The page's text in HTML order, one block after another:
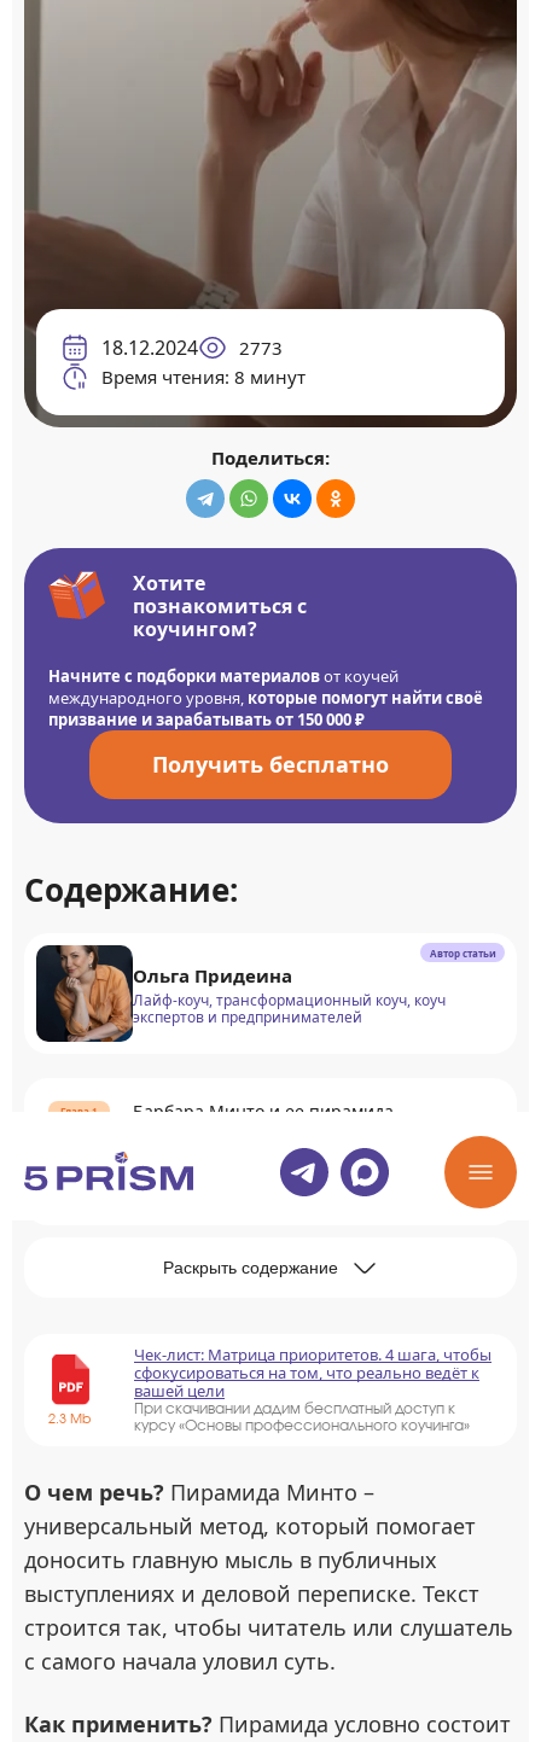
18.12.2024
2773
Время чтения: 8 минут
Поделиться:
Хотите
познакомиться с
коучингом?
Начните с подборки материаловот коучей
международного уровня, которые помогут найти своё
призвание и зарабатывать от 150 000 ₽
Получить бесплатно
Содержание:
Автор статьи
Ольга Придеина
Лайф-коуч, трансформационный коуч, коуч
экспертов и предпринимателей
Барбара Минто и ее пирамида
Сколько уровней у пирамиды Минто
Раскрыть содержание
2.3 Mb
Чек-лист: Матрица приоритетов. 4 шага, чтобы
сфокусироваться на том, что реально ведёт к
вашей цели
При скачивании дадим бесплатный доступ к
курсу «Основы профессионального коучинга»
О чем речь? Пирамида Минто –
универсальный метод, который помогает
доносить главную мысль в публичных
выступлениях и деловой переписке. Текст
строится так, чтобы читатель или слушатель
с самого начала уловил суть.
Как применить? Пирамида условно состоит